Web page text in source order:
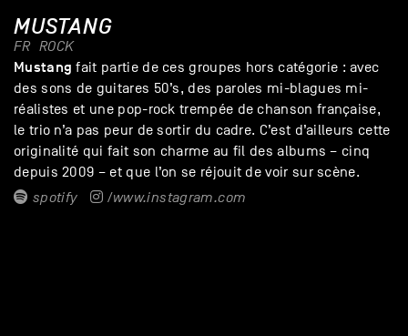
MUSTANG
FR ROCK
Mustang fait partie de ces groupes hors catégorie : avec
des sons de guitares 50’s, des paroles mi-blagues mi-
réalistes et une pop-rock trempée de chanson française,
le trio n’a pas peur de sortir du cadre. C’est d’ailleurs cette
originalité qui fait son charme au fil des albums – cinq
depuis 2009 – et que l’on se réjouit de voir sur scène.
spotify
/www.instagram.com